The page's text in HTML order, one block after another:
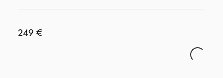
249 €